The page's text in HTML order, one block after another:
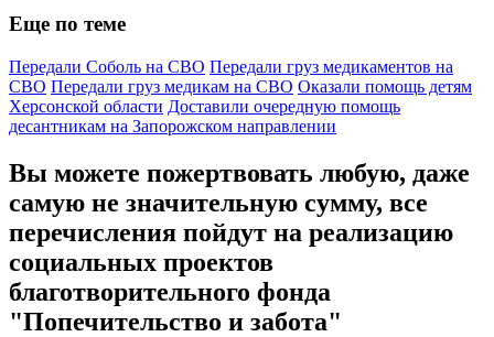
Еще по теме
Передали Соболь на СВО Передали груз медикаментов на
СВО Передали груз медикам на СВО Оказали помощь детям
Херсонской области Доставили очередную помощь
десантникам на Запорожском направлении
Вы можете пожертвовать любую, даже
самую не значительную сумму, все
перечисления пойдут на реализацию
социальных проектов
благотворительного фонда
"Попечительство и забота"